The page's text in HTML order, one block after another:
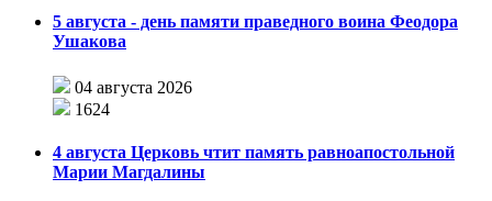
5 августа - день памяти праведного воина Феодора
Ушакова
04 августа 2026
1624
4 августа Церковь чтит память равноапостольной
Марии Магдалины